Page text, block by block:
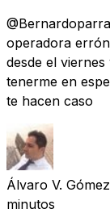
operadora
desde el
tenerme en
te hacen caso
Álvaro V. Gómez
minutos